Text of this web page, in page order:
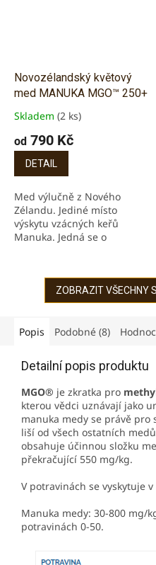
Novozélandský květový
med MANUKA MGO™ 250+
Průměrné
produktu
5,0
5
hvězdiček.
Skladem (2 ks)
od 790 Kč
DETAIL
Med výlučně z Nového
Zélandu. Jediné místo
výskytu vzácných keřů
Manuka. Jedná se o
novozélandského výrobce.
Med obsahuje účinnou...
ZOBRAZIT VŠECHNY
Popis Podobné (8)
Detailní popis produktu
MGO® je zkratka pro
kterou vědci uznávají jako
manuka medy se právě pro
liší od všech ostatních
obsahuje účinnou složku
překračující 550 mg/kg.
V potravinách se vyskytuje
Manuka medy: 30-800 mg/
potravinách 0-50.